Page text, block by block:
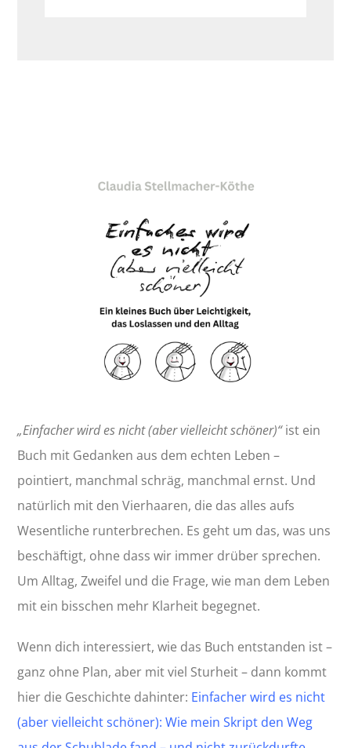
„Einfacher wird es nicht (aber vielleicht schöner)“ist ein
Buch mit Gedanken aus dem echten Leben –
pointiert, manchmal schräg, manchmal ernst. Und
natürlich mit den Vierhaaren, die das alles aufs
Wesentliche runterbrechen. Es geht um das, was uns
beschäftigt, ohne dass wir immer drüber sprechen.
Um Alltag, Zweifel und die Frage, wie man dem Leben
mit ein bisschen mehr Klarheit begegnet.
Wenn dich interessiert, wie das Buch entstanden ist –
ganz ohne Plan, aber mit viel Sturheit – dann kommt
hier die Geschichte dahinter: Einfacher wird es nicht
(aber vielleicht schöner): Wie mein Skript den Weg